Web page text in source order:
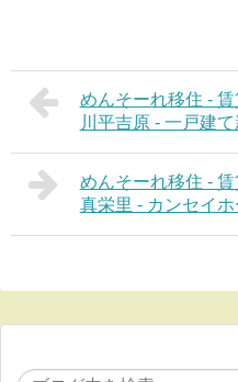
めんそーれ移住 -
川平吉原 - 一戸建
めんそーれ移住 -
真栄里 - カンセイホ